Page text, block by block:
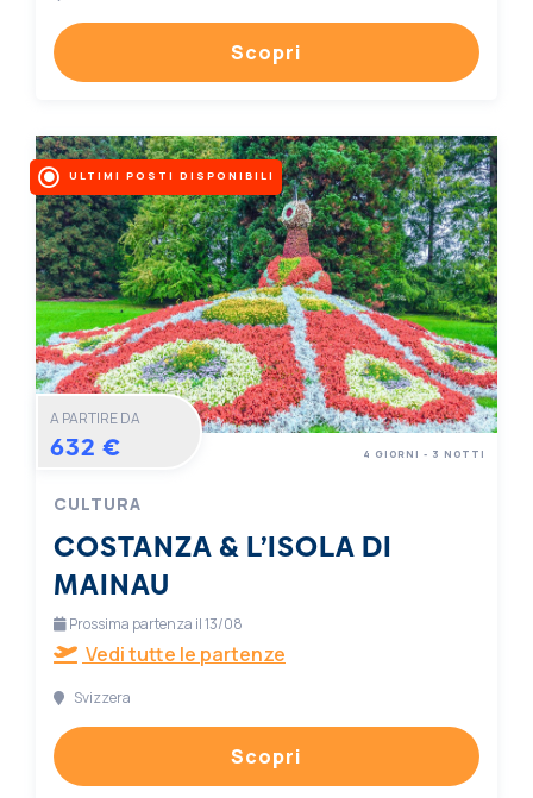
Scopri
ULTIMI POSTI DISPONIBILI
A PARTIRE DA
632 €
CULTURA
COSTANZA & L’ISOLA DI
MAINAU
4 GIORNI - 3 NOTTI
Prossima partenza il 13/08
Vedi tutte le partenze
Svizzera
Scopri